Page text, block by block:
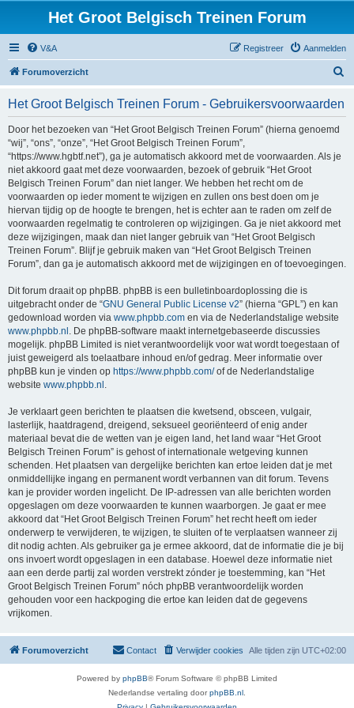
Het Groot Belgisch Treinen Forum
V&A Aanmelden
Registreer
Forumoverzicht
Het Groot Belgisch Treinen Forum - Gebruikersvoorwaarden
Door het bezoeken van “Het Groot Belgisch Treinen Forum” (hierna genoemd
“wij”, “ons”, “onze”, “Het Groot Belgisch Treinen Forum”,
“https://www.hgbtf.net”), ga je automatisch akkoord met de voorwaarden. Als je
niet akkoord gaat met deze voorwaarden, bezoek of gebruik “Het Groot
Belgisch Treinen Forum” dan niet langer. We hebben het recht om de
voorwaarden op ieder moment te wijzigen en zullen ons best doen om je
hiervan tijdig op de hoogte te brengen, het is echter aan te raden om zelf de
voorwaarden regelmatig te controleren op wijzigingen. Ga je niet akkoord met
deze wijzigingen, maak dan niet langer gebruik van “Het Groot Belgisch
Treinen Forum”. Blijf je gebruik maken van “Het Groot Belgisch Treinen
Forum”, dan ga je automatisch akkoord met de wijzigingen en of toevoegingen.
Dit forum draait op phpBB. phpBB is een bulletinboardoplossing die is
uitgebracht onder de “GNU General Public License v2” (hierna “GPL”) en kan
gedownload worden via www.phpbb.com en via de Nederlandstalige website
www.phpbb.nl . De phpBB-software maakt internetgebaseerde discussies
mogelijk. phpBB Limited is niet verantwoordelijk voor wat wordt toegestaan of
juist geweigerd als toelaatbare inhoud en/of gedrag. Meer informatie over
phpBB kun je vinden op https://www.phpbb.com/of de Nederlandstalige
website www.phpbb.nl .
Je verklaart geen berichten te plaatsen die kwetsend, obsceen, vulgair,
lasterlijk, haatdragend, dreigend, seksueel georiënteerd of enig ander
materiaal bevat die de wetten van je eigen land, het land waar “Het Groot
Belgisch Treinen Forum” is gehost of internationale wetgeving kunnen
schenden. Het plaatsen van dergelijke berichten kan ertoe leiden dat je met
onmiddellijke ingang en permanent wordt verbannen van dit forum. Tevens
kan je provider worden ingelicht. De IP-adressen van alle berichten worden
opgeslagen om deze voorwaarden te kunnen waarborgen. Je gaat er mee
akkoord dat “Het Groot Belgisch Treinen Forum” het recht heeft om ieder
onderwerp te verwijderen, te wijzigen, te sluiten of te verplaatsen wanneer zij
dit nodig achten. Als gebruiker ga je ermee akkoord, dat de informatie die je bij
ons invoert wordt opgeslagen in een database. Hoewel deze informatie niet
aan een derde partij zal worden verstrekt zónder je toestemming, kan “Het
Groot Belgisch Treinen Forum” nóch phpBB verantwoordelijk worden
gehouden voor een hackpoging die ertoe kan leiden dat de gegevens
vrijkomen.
Forumoverzicht Alle tijden zijn UTC+02:00
Verwijder cookies
Contact
Powered by phpBB® Forum Software © phpBB Limited
Nederlandse vertaling doorphpBB.nl